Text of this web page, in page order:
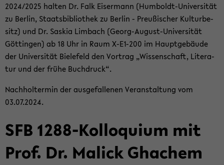
2024/2025 hal­ten Dr. Falk Eis­er­mann (Humboldt-​Universität
zu Ber­lin, Staats­bi­blio­thek zu Ber­lin - Preu­ßi­scher Kul­tur­be­
sitz) und Dr. Sas­kia Lim­bach (Georg-​August-Universität
Göt­tin­gen) ab 18 Uhr in Raum X-​E1-200 im Haupt­ge­bäu­de
der Uni­ver­si­tät Bie­le­feld den Vor­trag „Wis­sen­schaft, Li­te­ra­
tur und der frühe Buch­druck“.
Nach­hol­ter­min der aus­ge­fal­le­nen Ver­an­stal­tung vom
03.07.2024.
SFB 1288-​Kolloquium mit
Prof. Dr. Malick Gha­chem